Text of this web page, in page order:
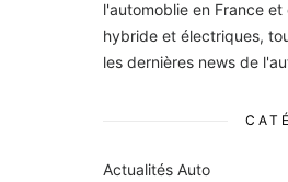
l'automoblie en France
hybride et électriques,
les dernières news de
Actualités Auto